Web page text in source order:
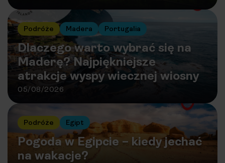
Podróże Madera Portugalia
Dlaczego warto wybrać się na
Maderę? Najpiękniejsze
atrakcje wyspy wiecznej wiosny
05/08/2026
Podróże Egipt
Pogoda w Egipcie – kiedy jechać
na wakacje?